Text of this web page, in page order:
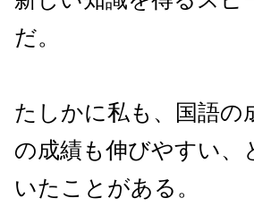
だ。
たしかに私も、国語の
の成績も伸びやすい、
いたことがある。